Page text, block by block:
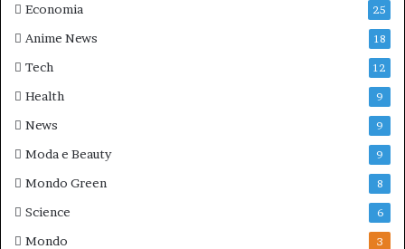
Economia 25
Anime News 18
Tech 12
Health 9
News 9
Moda e Beauty 9
Mondo Green 8
Science 6
Mondo 3